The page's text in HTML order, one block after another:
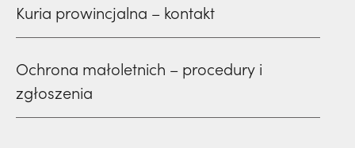
Kuria prowincjalna – kontakt
Ochrona małoletnich – procedury i
zgłoszenia